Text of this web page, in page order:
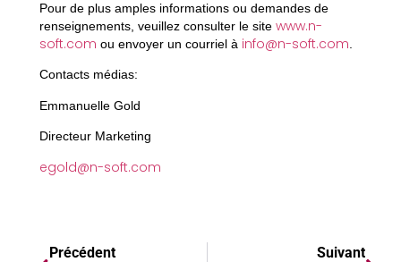
Pour de plus amples informations ou demandes de
renseignements, veuillez consulter le site www.n-
soft.com ou envoyer un courriel à info@n-soft.com
Contacts médias:
Emmanuelle Gold
Directeur Marketing
egold@n-soft.com
Précédent Suivant